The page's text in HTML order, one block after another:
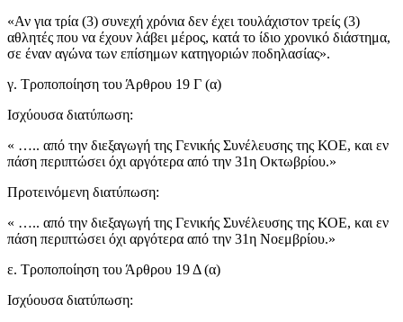
«Αν για τρία (3) συνεχή χρόνια δεν έχει τουλάχιστον τρείς (3)
αθλητές που να έχουν λάβει μέρος, κατά το ίδιο χρονικό διάστημα,
σε έναν αγώνα των επίσημων κατηγοριών ποδηλασίας».
γ. Τροποποίηση του Άρθρου 19 Γ (α)
Ισχύουσα διατύπωση:
« ….. από την διεξαγωγή της Γενικής Συνέλευσης της ΚΟΕ, και εν
πάση περιπτώσει όχι αργότερα από την 31η Οκτωβρίου.»
Προτεινόμενη διατύπωση:
« ….. από την διεξαγωγή της Γενικής Συνέλευσης της ΚΟΕ, και εν
πάση περιπτώσει όχι αργότερα από την 31η Νοεμβρίου.»
ε. Τροποποίηση του Άρθρου 19 Δ (α)
Ισχύουσα διατύπωση: